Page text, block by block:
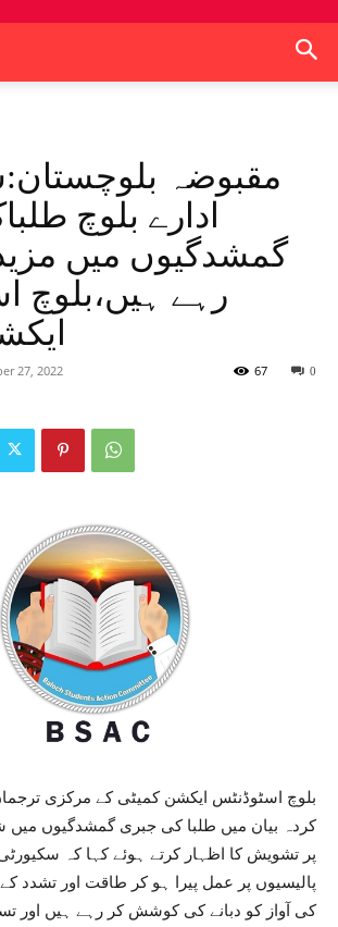
مقبوضہ
ادارے بلوچ
گمشدگیوں میں
رہے ہیں،بلوچ
27, 2022 0
67
بلوچ اسٹوڈنٹس ایکشن کمیٹی کے مرکزی
کردہ بیان میں طلبا کی جبری گمشدگیوں
پر تشویش کا اظہار کرتے ہوئے کہا کہ سکیورٹی
پالیسیوں پر عمل پیرا ہو کر طاقت اور تشدد
کی آواز کو دبانے کی کوشش کر رہے ہیں اور